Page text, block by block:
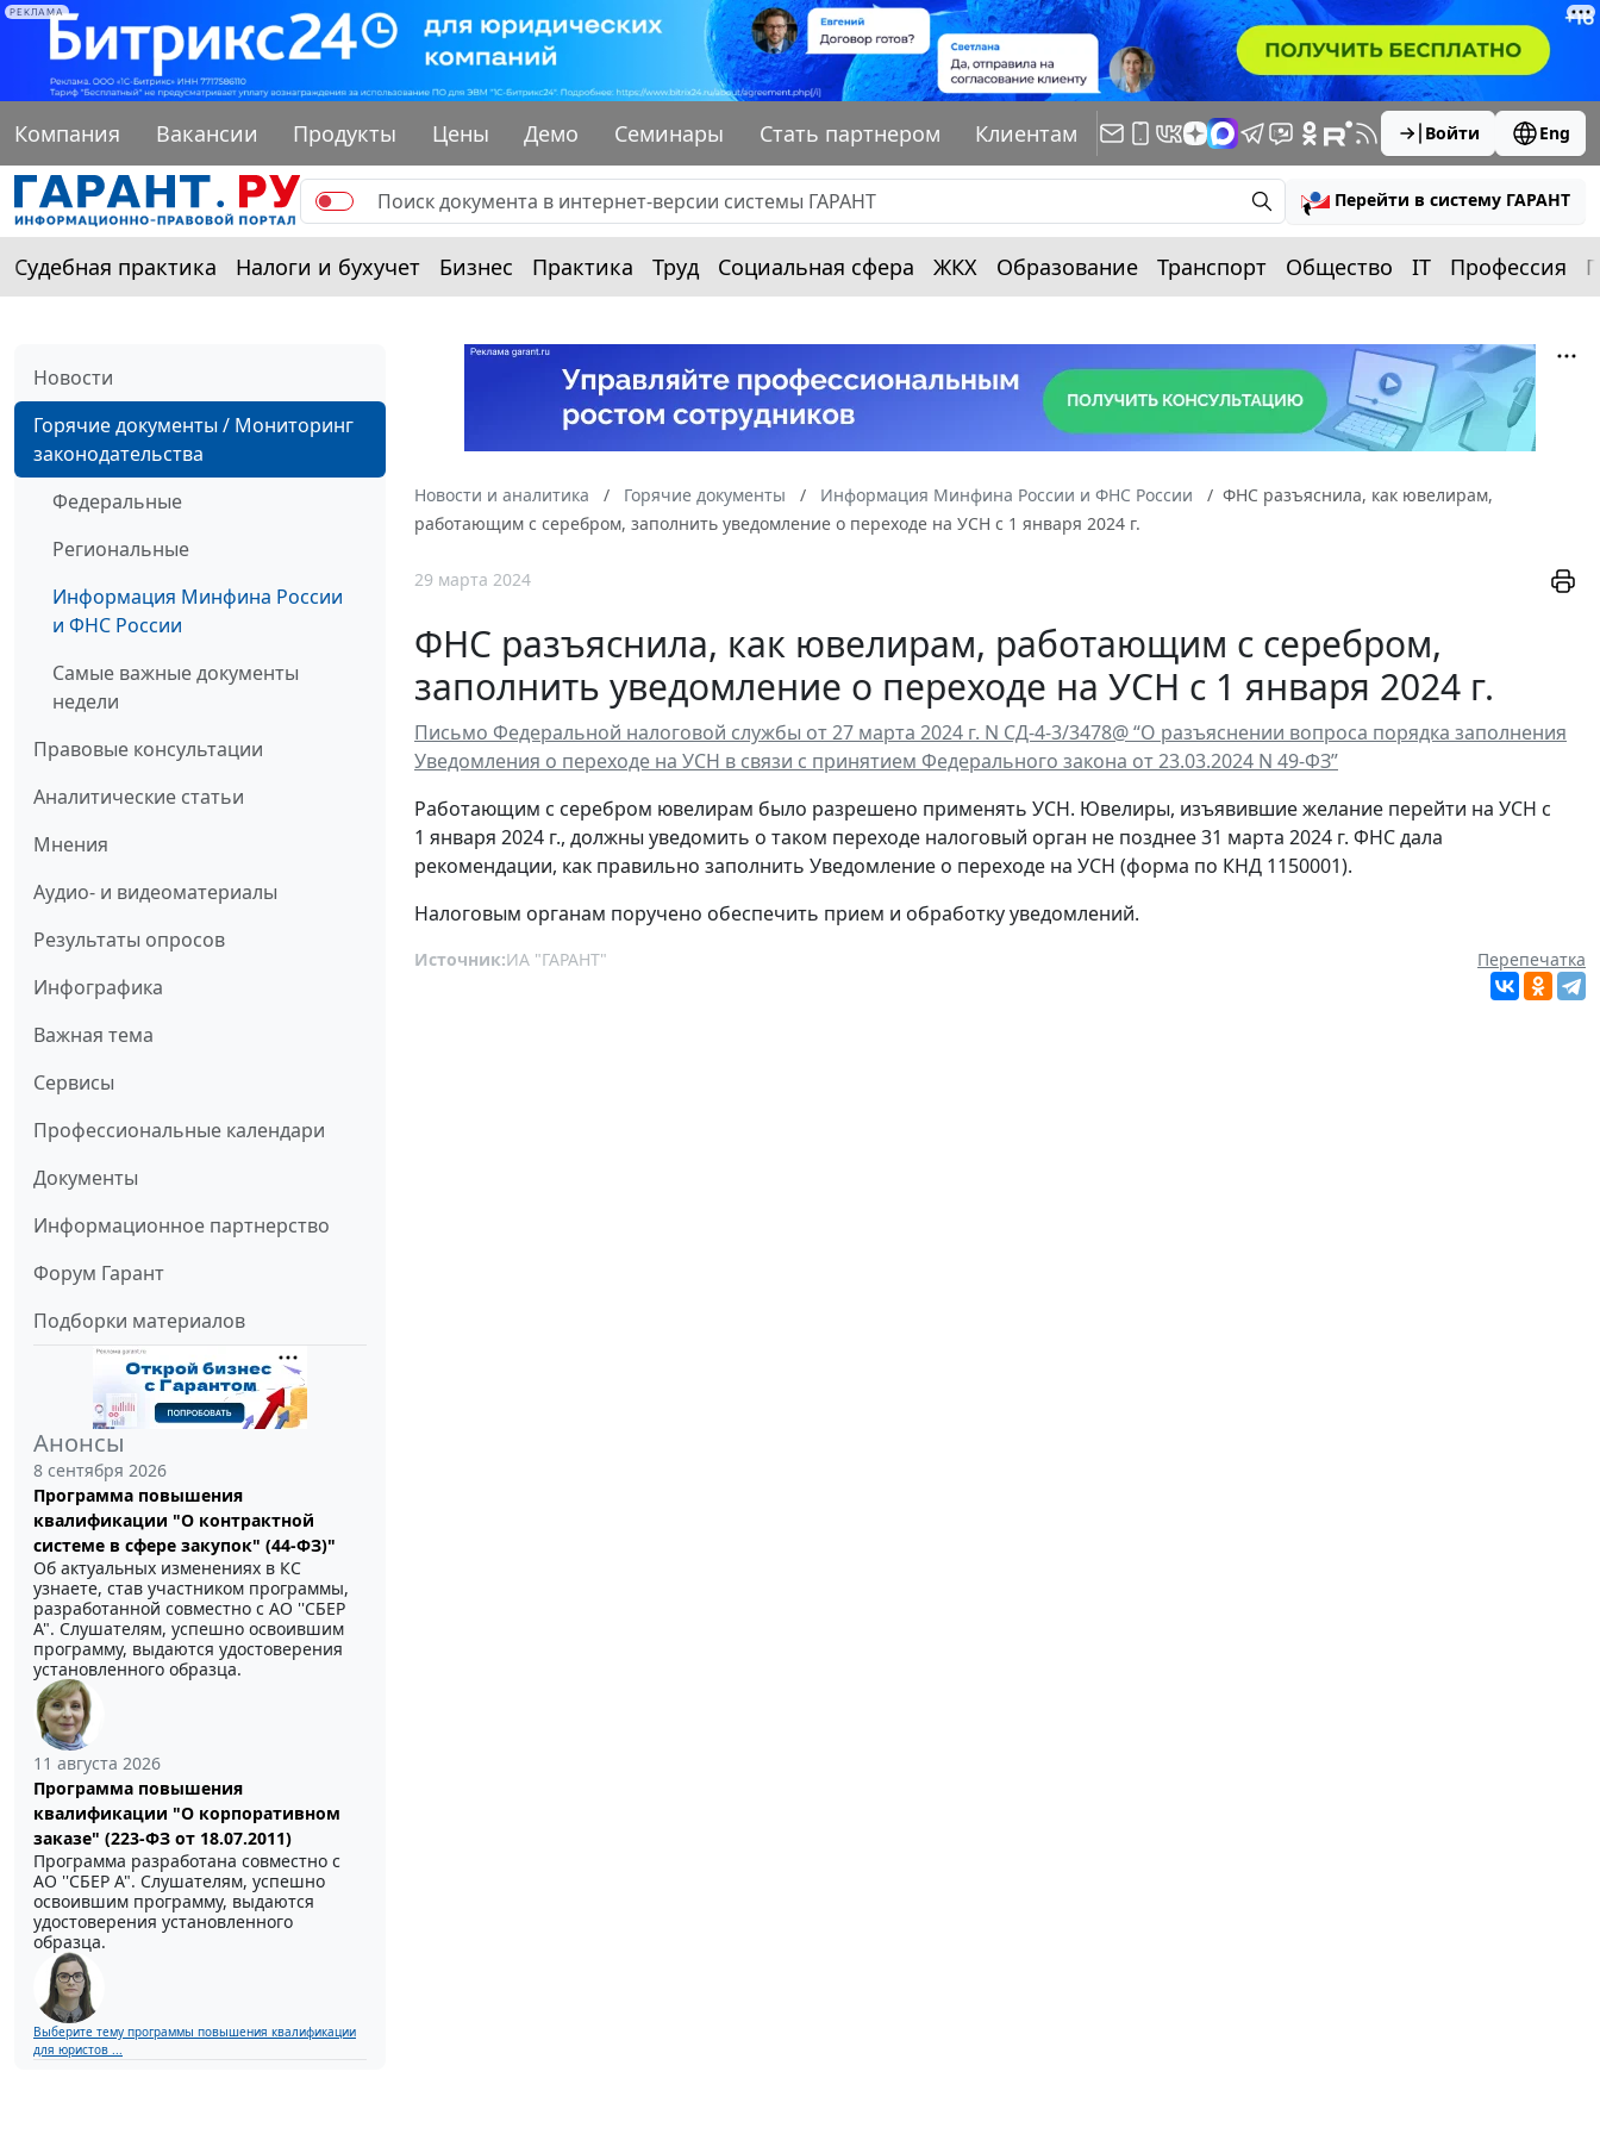
РЕКЛАМА
Компания Вакансии Продукты Цены Демо Семинары Стать партнером Клиентам Войти Eng
Перейти в систему ГАРАНТ
Судебная практика Налоги и бухучет Бизнес Практика Труд Социальная сфера ЖКХ Образование Транспорт Общество IT Профессия
Новости
Горячие документы / Мониторинг
законодательства
Федеральные
Региональные
Информация Минфина России
и ФНС России
Самые важные документы
недели
Правовые консультации
Аналитические статьи
Мнения
Аудио- и видеоматериалы
Результаты опросов
Инфографика
Важная тема
Сервисы
Профессиональные календари
Документы
Информационное партнерство
Форум Гарант
Подборки материалов
Анонсы
8 сентября 2026
Программа повышения
квалификации "О контрактной
системе в сфере закупок" (44-ФЗ)"
Об актуальных изменениях в КС
узнаете, став участником программы,
разработанной совместно с АО ''СБЕР
А". Слушателям, успешно освоившим
программу, выдаются удостоверения
установленного образца.
11 августа 2026
Программа повышения
квалификации "О корпоративном
заказе" (223-ФЗ от 18.07.2011)
Программа разработана совместно с
АО ''СБЕР А". Слушателям, успешно
освоившим программу, выдаются
удостоверения установленного
образца.
Выберите тему программы повышения квалификации
для юристов ...
Новости и аналитика Горячие документы Информация Минфина России и ФНС России
ФНС разъяснила, как ювелирам,
работающим с серебром, заполнить уведомление о переходе на УСН с 1 января 2024 г.
29 марта 2024
ФНС разъяснила, как ювелирам, работающим с серебром,
заполнить уведомление о переходе на УСН с 1 января 2024 г.
Письмо Федеральной налоговой службы от 27 марта 2024 г. N СД-4-3/3478@ “О разъяснении вопроса порядка заполнения
Уведомления о переходе на УСН в связи с принятием Федерального закона от 23.03.2024 N 49-ФЗ”
Работающим с серебром ювелирам было разрешено применять УСН. Ювелиры, изъявившие желание перейти на УСН с
1 января 2024 г., должны уведомить о таком переходе налоговый орган не позднее 31 марта 2024 г. ФНС дала
рекомендации, как правильно заполнить Уведомление о переходе на УСН (форма по КНД 1150001).
Налоговым органам поручено обеспечить прием и обработку уведомлений.
Источник:ИА "ГАРАНТ" Перепечатка